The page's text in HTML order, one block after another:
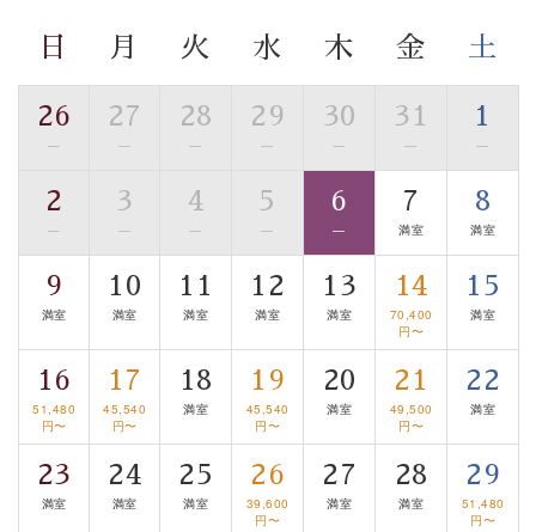
ご了承のほどお願いいたします。
■貸切温泉風呂 （40分2000円）
眺望はございませんが、源泉掛け流しの温泉の質を楽し
む貸切温泉風呂です。ゆったりといやされるプライベー
トな空間をお愉しみください。
【旅】
■諏訪大社4社を巡る無料参拝バス
豊富な知識を持ったドライバー兼ガイドが諏訪大社をご
事前ご予約制ですので、ご利用ご希望の方
は【3日前まで】にお電話ください。
※交通規制などにより運行できない日がございます
※年末年始及び御柱祭前後は運行しておりません
以上が基本プランの内容です。
神秘なる諏訪湖に心癒される時間をお過ごしいただけま
日 月 火 水 木 金 土
26
—
27
—
28
—
29
—
30
—
31
—
1
—
2
—
3
—
4
—
5
—
6
—
7
満室
8
満室
9
満室
10
満室
11
満室
12
満室
13
満室
14
70,400
円〜
15
満室
16
51,480
円〜
17
45,540
円〜
18
満室
19
45,540
円〜
20
満室
21
49,500
円〜
22
満室
23
満室
24
満室
25
満室
26
39,600
円〜
27
満室
28
満室
29
51,480
円〜